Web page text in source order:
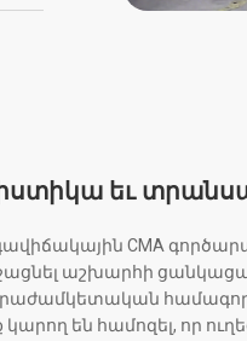
եւ
CMA
աշխարհի
կարող են համոզել, որ